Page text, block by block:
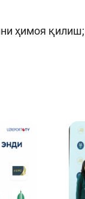
ҳимоя қилиш;